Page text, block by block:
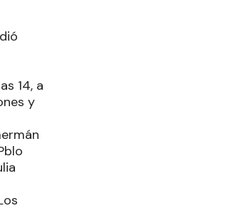
14, a
y